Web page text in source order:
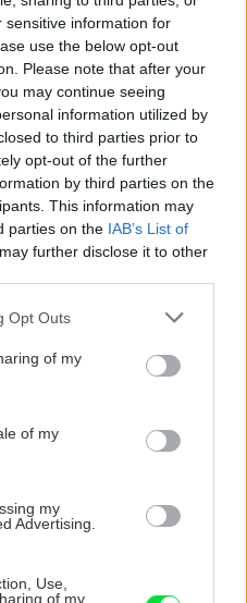
sensitive information for
use the below opt-out
Please note that after your
may continue seeing
information utilized by
to third parties prior to
opt-out of the further
by third parties on the
This information may
parties on the IAB’s List of
further disclose it to other
uses one or more Google
behaviour. You may click to
and its third-party tags to
purposes in below Google
Opt Outs
of my
of my
my
Advertising.
Use,
of my
Prečo klasická